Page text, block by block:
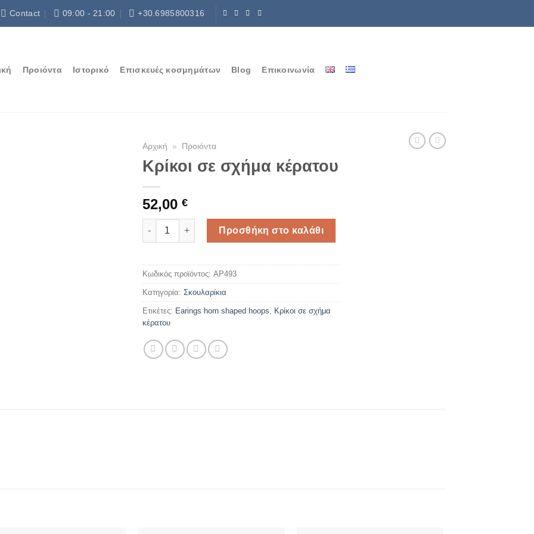
Contact 09:00 - 21:00 +30.6985800316
Προιόντα Ιστορικό Επισκευές κοσμημάτων Blog Επικοινωνία
Αρχική » Προιόντα
Κρίκοι σε σχήμα κέρατου
52,00 €
Κρίκοι σε σχήμα κέρατου ποσότητα
Προσθήκη στο καλάθι
Κωδικός προϊόντος: AP493
Κατηγορία: Σκουλαρίκια
Ετικέτες: Earings horn shaped hoops
Κρίκοι σε σχήμα
κέρατου